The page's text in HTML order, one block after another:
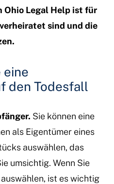
Ohio Legal Help ist für
sind und die
eine
den Todesfall
Sie können eine
als Eigentümer eines
auswählen, das
umsichtig. Wenn Sie
ist es wichtig